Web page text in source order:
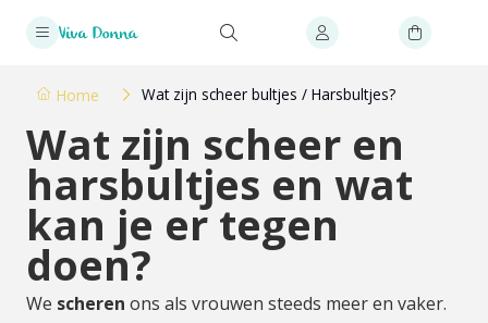
Home Wat zijn scheer bultjes / Harsbultjes?
Wat zijn scheer en
harsbultjes en wat
kan je er tegen
doen?
We scheren ons als vrouwen steeds meer en vaker.